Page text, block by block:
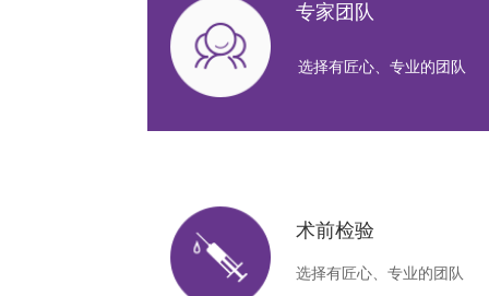
专家团队
选择有匠心、专业的团队
术前检验
选择有匠心、专业的团队